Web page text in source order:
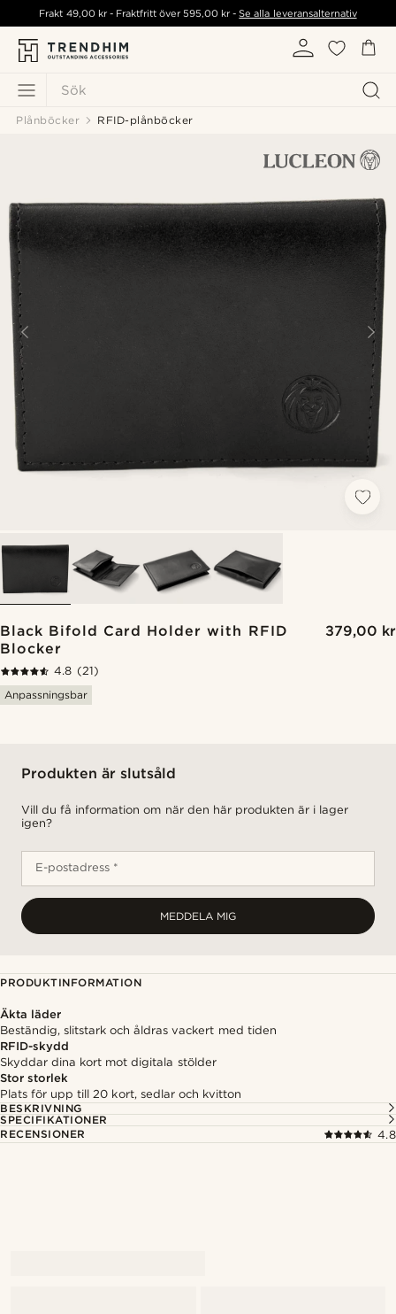
Sök
Frakt 49,00 kr- Fraktfritt över595,00 kr -Se alla leveransalternativ
Plånböcker RFID-plånböcker
Black Bifold Card Holder with RFID
Blocker
379,00 kr
4.8 (21)
Anpassningsbar
Produkten är slutsåld
Vill du få information om när den här produkten är i lager
igen?
E-postadress *
MEDDELA MIG
PRODUKTINFORMATION
Äkta läder
Beständig, slitstark och åldras vackert med tiden
RFID-skydd
Skyddar dina kort mot digitala stölder
Stor storlek
Plats för upp till 20 kort, sedlar och kvitton
BESKRIVNING
SPECIFIKATIONER
RECENSIONER
4.8